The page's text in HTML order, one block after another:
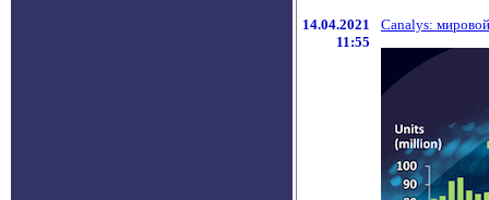
14.04.2021
11:55
Canalys: